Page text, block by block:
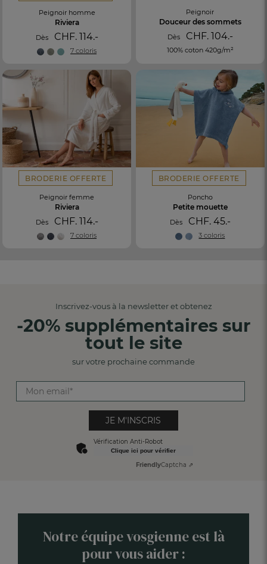
Peignoir homme
Riviera
Dès CHF. 114.-
7 coloris
Peignoir
Douceur des sommets
Dès CHF. 104.-
100% coton 420g/m²
BRODERIE OFFERTE
Peignoir femme
Riviera
Dès CHF. 114.-
7 coloris
BRODERIE OFFERTE
Poncho
Petite mouette
Dès CHF. 45.-
3 coloris
Inscrivez-vous à la newsletter et obtenez
-20% supplémentaires sur
tout le site
sur votre prochaine commande
JE M'INSCRIS
Vérification Anti-Robot
Clique ici pour vérifier
FriendlyCaptcha ⇗
Notre équipe vosgienne est là
pour vous aider :